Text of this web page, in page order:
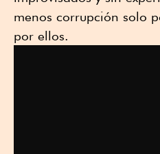
menos corrupción solo
por ellos.